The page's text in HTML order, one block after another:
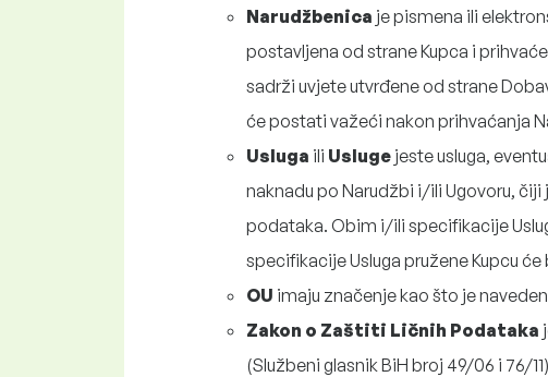
Narudžbenica je pismena ili
postavljena od strane Kupca i
sadrži uvjete utvrđene od strane
će postati važeći nakon prihvaćanja
Usluga ili Usluge jeste usluga,
naknadu po Narudžbi i/ili Ugovoru,
podataka. Obim i/ili specifikacije
specifikacije Usluga pružene Kupcu
OU imaju značenje kao što je
Zakon o Zaštiti Ličnih Podataka
(Službeni glasnik BiH broj 49/06 i 76/